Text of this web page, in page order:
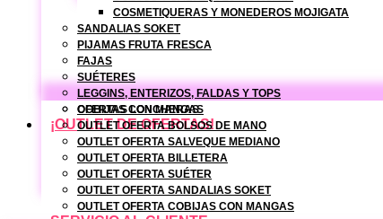
COSMETIQUERAS Y MONEDEROS MOJIGATA
SANDALIAS SOKET
PIJAMAS FRUTA FRESCA
FAJAS
SUÉTERES
LEGGINS, ENTERIZOS, FALDAS Y TOPS
COBIJAS CON MANGAS
¡OUTLET DE OFERTAS!
OFERTAS LONCHERAS
OUTLET OFERTA BOLSOS DE MANO
OUTLET OFERTA SALVEQUE MEDIANO
OUTLET OFERTA BILLETERA
OUTLET OFERTA SUÉTER
OUTLET OFERTA SANDALIAS SOKET
OUTLET OFERTA COBIJAS CON MANGAS